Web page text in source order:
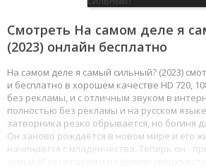
Смотреть На самом деле я
(2023) онлайн бесплатно
На самом деле я самый сильный? (2023)
и бесплатно в хорошем качестве HD 720,
без рекламы, и с отличным звуком в
полностью без рекламы и на русском
затворника резко обрывается, но богиня
Он заново рождаётся в новом мире и его
начинается с младенчества. Теперь он -